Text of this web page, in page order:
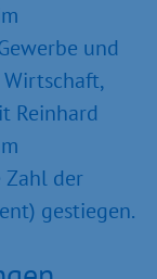
und
Reinhard
Zahl der
gestiegen.